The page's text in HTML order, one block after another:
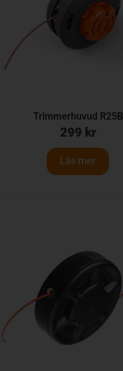
Trimmerhuvud R25B
299 kr
Läs mer